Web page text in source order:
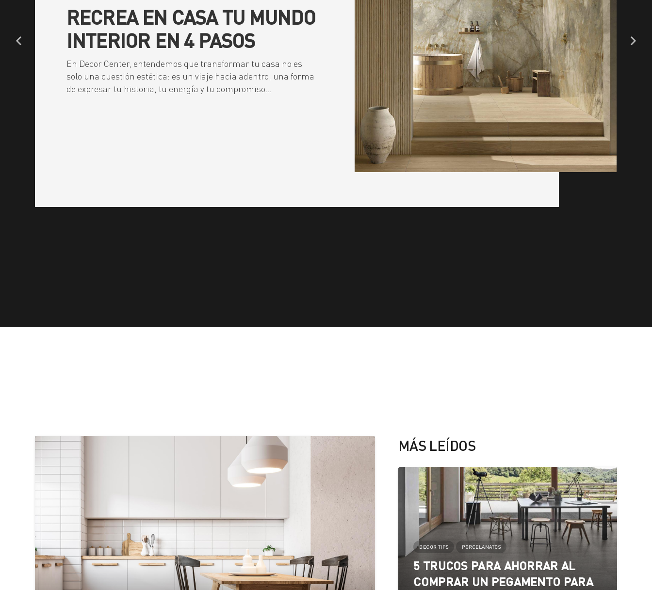
RECREA EN CASA TU MUNDO
INTERIOR EN 4 PASOS
En Decor Center, entendemos que transformar tu casa no es
solo una cuestión estética: es un viaje hacia adentro, una forma
de expresar tu historia, tu energía y tu compromiso…
MÁS LEÍDOS
DECOR TIPS PORCELANATOS
5 TRUCOS PARA AHORRAR AL
COMPRAR UN PEGAMENTO PARA